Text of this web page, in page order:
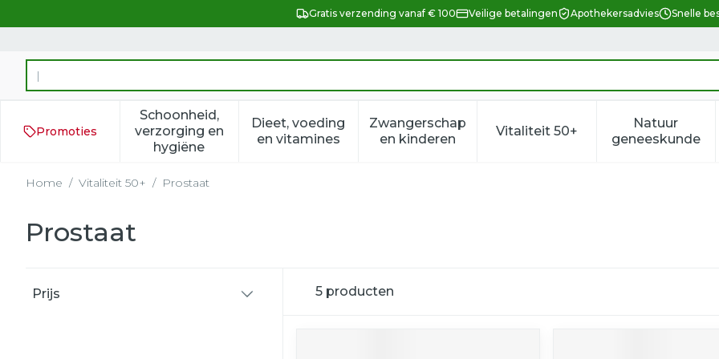
Gratis verzending vanaf € 100 Veilige betalingen Apothekersadvies Snelle
Product, merk, categorie...
Promoties
Schoonheid,
verzorging en
hygiëne
Toon submenu voor Schoonheid, verzorging en hygiëne categorie
Dieet, voeding
en vitaminesToon submenu voor Dieet, voeding en vitamines categorie
Zwangerschap
en kinderenToon submenu voor Zwangerschap en
Vitaliteit 50+Toon submenu voor
Natuur
geneeskunde
Toon
Home / Vitaliteit 50+ / Prostaat
Prostaat
Prijs
5 producten